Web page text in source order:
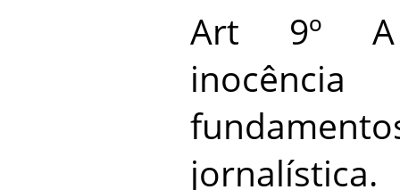
Art 9º A
jornalística.